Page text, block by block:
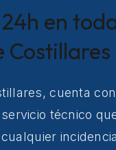
en
Costillares
cuenta
técnico